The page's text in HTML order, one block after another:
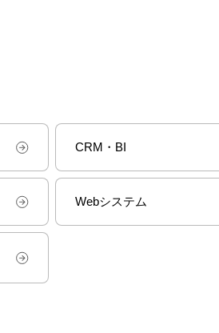
CRM・BI
Webシステム